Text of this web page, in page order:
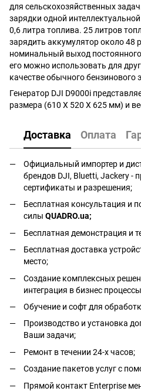
для сельскохозяйственных
зарядки одной
0,6 литра топлива. 25 литров
зарядить аккумулятор около 48
номинальный выход
его можно использовать для
качестве обычного бензинового
Генератор DJI D9000i
размера (610 X 520 X 625 мм) и
Доставка Оплата
Официальный импортер и
брендов DJI, Bluetti, Jackery -
сертификаты и разрешения;
Бесплатная консультация и
силы QUADRO.ua;
Бесплатная демонстрация и
Бесплатная доставка
место;
Создание комплексных
интеграция в бизнес
Обучение и софт для
Производство и установка
Ваши задачи;
Ремонт в течении 24-х часов;
Создание пакетов услуг с
Прямой контакт Enterprise